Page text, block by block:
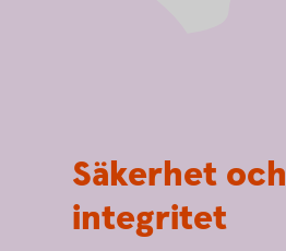
Säkerhet och
integritet